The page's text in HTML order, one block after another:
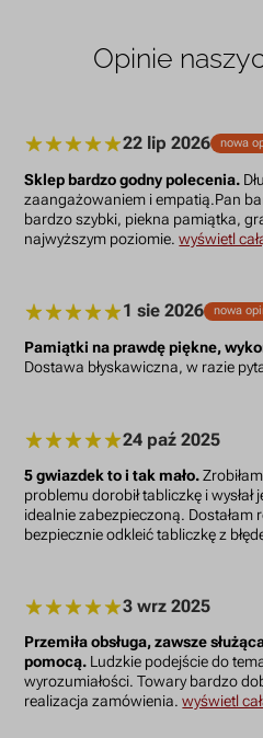
Opinie
22 lip 2026 nowa
Sklep bardzo godny polecenia.
zaangażowaniem i empatią.Pan
bardzo szybki, piekna pamiątka,
najwyższym poziomie.wyświetl
1 sie 2026 nowa
Pamiątki na prawdę piękne,
Dostawa błyskawiczna, w razie
24 paź 2025
5 gwiazdek to i tak mało.
problemu dorobił tabliczkę i
idealnie zabezpieczoną. Dostałam
bezpiecznie odkleić tabliczkę z
3 wrz 2025
Przemiła obsługa, zawsze
pomocą. Ludzkie podejście do
wyrozumiałości. Towary bardzo
realizacja zamówienia.wyświetl